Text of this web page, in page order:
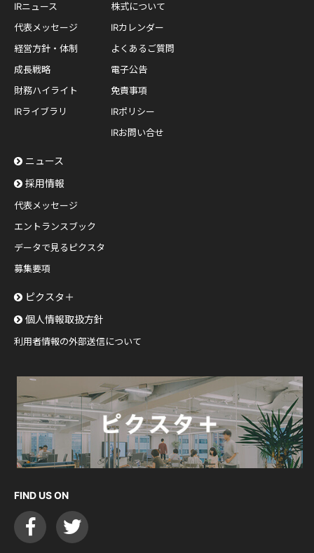
IRニュース
代表メッセージ
経営方針・体制
成長戦略
財務ハイライト
IRライブラリ
株式について
IRカレンダー
よくあるご質問
電子公告
免責事項
IRポリシー
IRお問い合せ
ニュース
採用情報
代表メッセージ
エントランスブック
データで見るピクスタ
募集要項
ピクスタ＋
個人情報取扱方針
利用者情報の外部送信について
FIND US ON